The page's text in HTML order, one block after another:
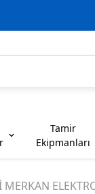
SENSÖRLER
SERİSİ
Dirençler
Tamir
Ekipmanları